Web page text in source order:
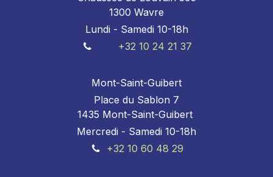
1300 Wavre
Lundi - Samedi 10-18h
+32 10 24 21 37
Mont-Saint-Guibert
Place du Sablon 7
1435 Mont-Saint-Guibert
Mercredi - Samedi 10-18h
+32 10 60 48 29